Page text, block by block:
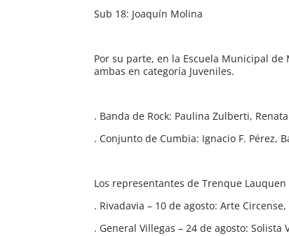
Sub 18: Joaquín Molina
Por su parte, en la Escuela Municipal
ambas en categoría Juveniles.
. Banda de Rock: Paulina Zulberti,
. Conjunto de Cumbia: Ignacio F. Pérez,
Los representantes de Trenque
. Rivadavia – 10 de agosto: Arte
. General Villegas – 24 de agosto: Solista